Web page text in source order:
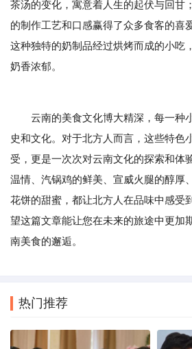
茶汤的变化，寓意着人生的起伏与回甘
的制作工艺和口感赢得了众多食客的喜
这种独特的奶制品经过烘烤而成的小吃
奶香浓郁。
云南的美食文化博大精深，每一种
史和文化。对于北方人而言，这些特色
受，更是一次次对云南文化的探索和体
温情、汽锅鸡的鲜美、宣威火腿的醇厚
花饼的甜蜜，都让北方人在品味中感受
望这篇文章能让您在未来的旅途中更加
南美食的邂逅。
热门推荐